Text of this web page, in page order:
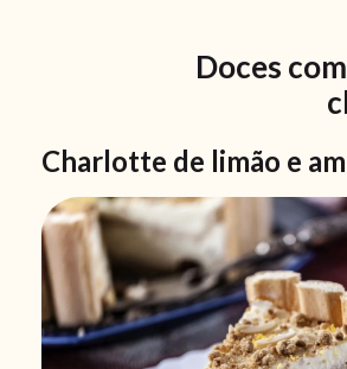
Doces
Charlotte de limão e